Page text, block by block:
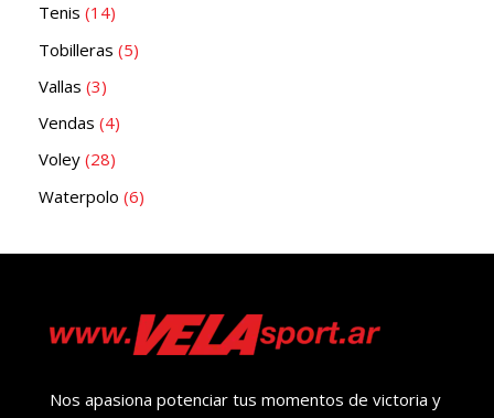
Tenis 14
Tobilleras 5
Vallas 3
Vendas 4
Voley 28
Waterpolo 6
Nos apasiona potenciar tus momentos de victoria y